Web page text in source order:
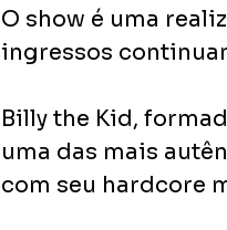
O show é uma
ingressos
Billy the Kid,
uma das mais
com seu hardcore